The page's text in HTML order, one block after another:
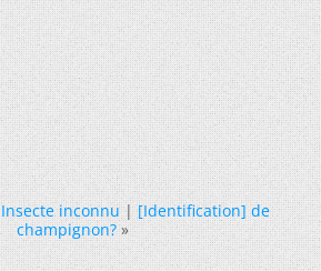
inconnu|[Identification] de
champignon? »